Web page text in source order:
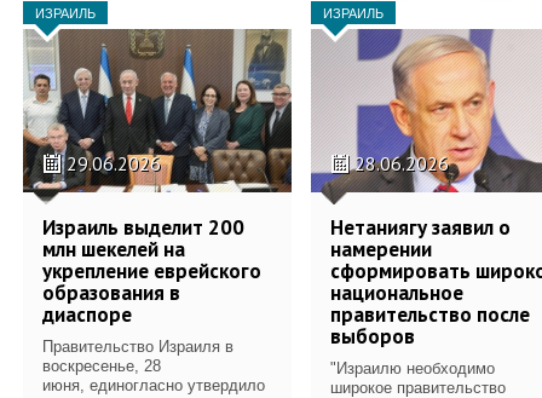
ИЗРАИЛЬ
29.06.2026
Израиль выделит 200
млн шекелей на
укрепление еврейского
образования в
диаспоре
Правительство Израиля в
воскресенье, 28
июня, единогласно утвердило
ИЗРАИЛЬ
28.06.2026
Нетаниягу заявил о
намерении
сформировать
национальное
правительство после
выборов
"Израилю необходимо
широкое правительство